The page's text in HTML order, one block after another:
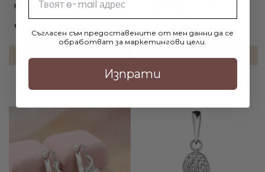
кристали от Sw® Late Night
€116.60 / 228.05лв.
Съгласен съм предоставените от мен данни да се
обработват за маркетингови цели.
Изпрати